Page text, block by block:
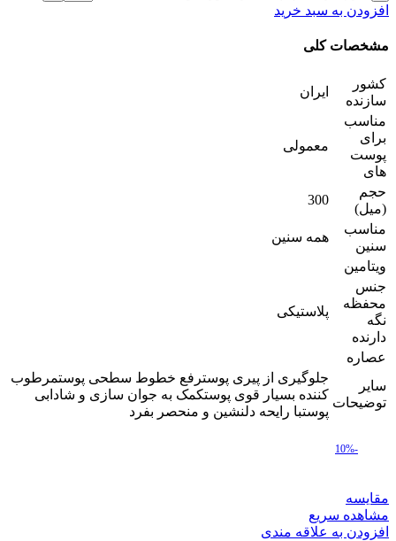
افزودن به سبد خرید
مشخصات کلی
کشور
سازنده
ایران
مناسب
برای
پوست
های
معمولی
حجم
(میل)
300
مناسب
سنین
همه سنین
ویتامین
جنس
محفظه
نگه
دارنده
پلاستیکی
عصاره
سایر
توضیحات
جلوگیری از پیری پوسترفع خطوط سطحی پوستمرطوب
کننده بسیار قوی پوستکمک به جوان سازی و شادابی
پوستبا رایحه دلنشین و منحصر بفرد
-10%
مقایسه
مشاهده سریع
افزودن به علاقه مندی